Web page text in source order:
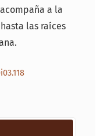
a la
las raíces